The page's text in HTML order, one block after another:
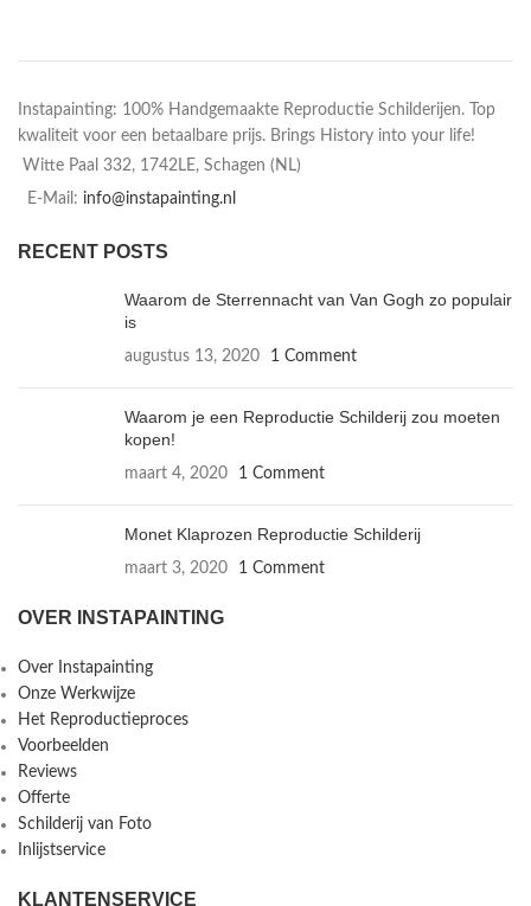
Instapainting: 100% Handgemaakte Reproductie Schilderijen. Top
kwaliteit voor een betaalbare prijs. Brings History into your life!
Witte Paal 332, 1742LE, Schagen (NL)
E-Mail: info@instapainting.nl
RECENT POSTS
Waarom de Sterrennacht van Van Gogh zo populair
is
augustus 13, 2020 1 Comment
Waarom je een Reproductie Schilderij zou moeten
kopen!
maart 4, 2020 1 Comment
Monet Klaprozen Reproductie Schilderij
maart 3, 2020 1 Comment
OVER INSTAPAINTING
Over Instapainting
Onze Werkwijze
Het Reproductieproces
Voorbeelden
Reviews
Offerte
Schilderij van Foto
Inlijstservice
KLANTENSERVICE